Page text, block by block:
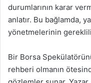
durumlarının karar
anlatır. Bu bağlamda,
yönetmelerinin
Bir Borsa
rehberi olmanın